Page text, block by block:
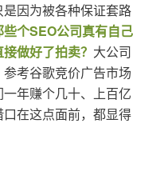
因为被各种保证套路
些个SEO公司真有自己
做好了拍卖？ 大公司
考谷歌竞价广告市场
年赚个几十、上百亿
在这点面前，都显得